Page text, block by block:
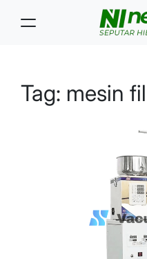
Tag: mesin